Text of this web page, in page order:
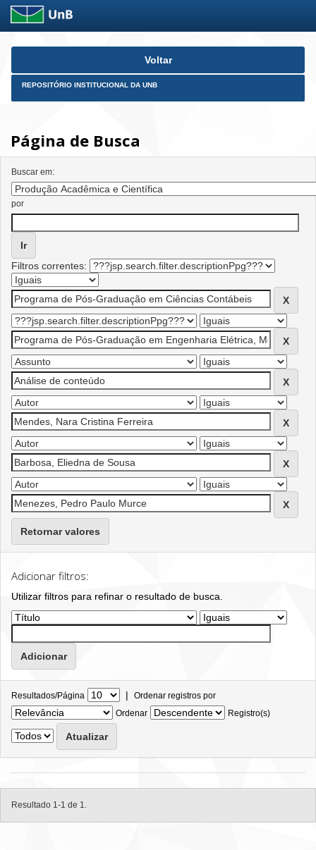
Skip
Voltar
REPOSITÓRIO INSTITUCIONAL DA UNB
Página de Busca
Buscar em:
por
Filtros correntes:
Retornar valores
Adicionar filtros:
Utilizar filtros para refinar o resultado de busca.
Resultados/Página | Ordenar registros por
Ordenar
Registro(s)
Resultado 1-1 de 1.